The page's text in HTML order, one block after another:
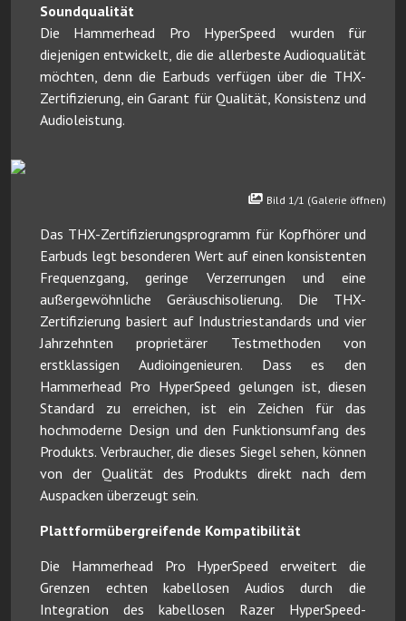
Soundqualität
Die Hammerhead Pro HyperSpeed wurden für
diejenigen entwickelt, die die allerbeste Audioqualität
möchten, denn die Earbuds verfügen über die THX-
Zertifizierung, ein Garant für Qualität, Konsistenz und
Audioleistung.
Bild 1/1 (Galerie öffnen)
Das THX-Zertifizierungsprogramm für Kopfhörer und
Earbuds legt besonderen Wert auf einen konsistenten
Frequenzgang, geringe Verzerrungen und eine
außergewöhnliche Geräuschisolierung. Die THX-
Zertifizierung basiert auf Industriestandards und vier
Jahrzehnten proprietärer Testmethoden von
erstklassigen Audioingenieuren. Dass es den
Hammerhead Pro HyperSpeed gelungen ist, diesen
Standard zu erreichen, ist ein Zeichen für das
hochmoderne Design und den Funktionsumfang des
Produkts. Verbraucher, die dieses Siegel sehen, können
von der Qualität des Produkts direkt nach dem
Auspacken überzeugt sein.
Plattformübergreifende Kompatibilität
Die Hammerhead Pro HyperSpeed erweitert die
Grenzen echten kabellosen Audios durch die
Integration des kabellosen Razer HyperSpeed-